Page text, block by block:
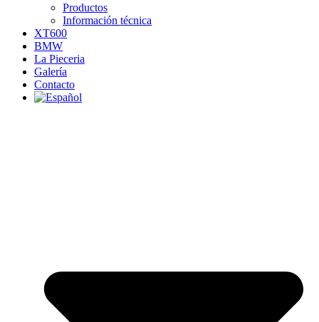
Productos
Información técnica
XT600
BMW
La Pieceria
Galería
Contacto